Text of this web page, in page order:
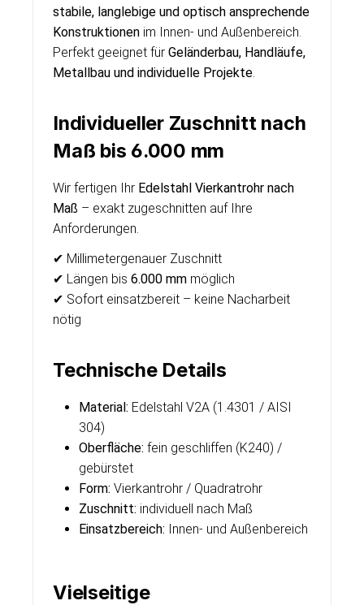
stabile, langlebige und optisch ansprechende
Konstruktionen im Innen- und Außenbereich.
Perfekt geeignet für Geländerbau, Handläufe,
Metallbau und individuelle Projekte.
Individueller Zuschnitt nach
Maß bis 6.000 mm
Wir fertigen Ihr Edelstahl Vierkantrohr nach
Maß – exakt zugeschnitten auf Ihre
Anforderungen.
✔ Millimetergenauer Zuschnitt
✔ Längen bis 6.000 mm möglich
✔ Sofort einsatzbereit – keine Nacharbeit
nötig
Technische Details
Material: Edelstahl V2A (1.4301 / AISI
304)
Oberfläche: fein geschliffen (K240) /
gebürstet
Form: Vierkantrohr / Quadratrohr
Zuschnitt: individuell nach Maß
Einsatzbereich: Innen- und Außenbereich
Vielseitige